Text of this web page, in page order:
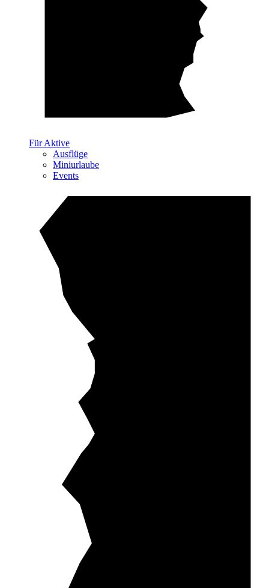
Für Aktive
Ausflüge
Miniurlaube
Events